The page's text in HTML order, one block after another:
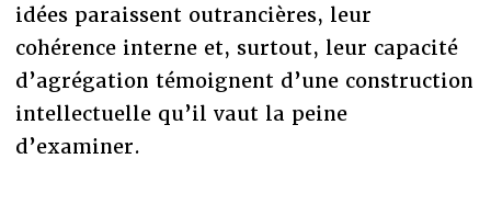
idées paraissent outrancières, leur
cohérence interne et, surtout, leur capacité
d’agrégation témoignent d’une construction
intellectuelle qu’il vaut la peine
d’examiner.